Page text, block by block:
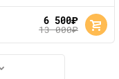
6 500руб.
13 000руб.